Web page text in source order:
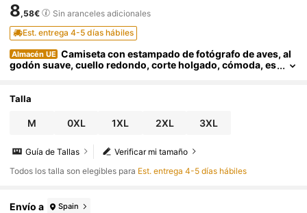
8,58€
Sin aranceles adicionales
Est. entrega 4-5 días hábiles
Almacén UE Camiseta con estampado de fotógrafo de aves, al
godón suave, cuello redondo, corte holgado, cómoda, es
Talla
M 0XL 1XL 2XL 3XL
Verificar mi tamaño
Guía de Tallas
Todos los talla son elegibles para Est. entrega 4-5 días hábiles
Envío a Spain